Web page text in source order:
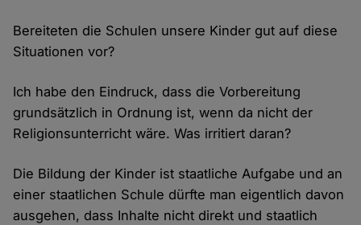
Bereiteten die Schulen unsere Kinder gut auf diese
Situationen vor?
Ich habe den Eindruck, dass die Vorbereitung
grundsätzlich in Ordnung ist, wenn da nicht der
Religionsunterricht wäre. Was irritiert daran?
Die Bildung der Kinder ist staatliche Aufgabe und an
einer staatlichen Schule dürfte man eigentlich davon
ausgehen, dass Inhalte nicht direkt und staatlich